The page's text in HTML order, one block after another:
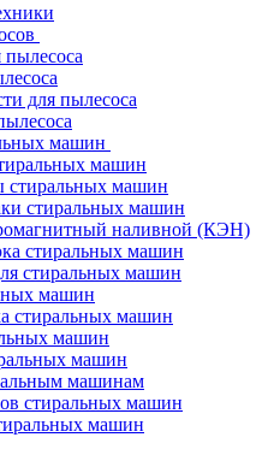
пылесоса
для пылесоса
машин
машин
стиральных машин
стиральных машин
наливной (КЭН)
стиральных машин
стиральных машин
машин
стиральных машин
машин
машин
машинам
стиральных машин
машин